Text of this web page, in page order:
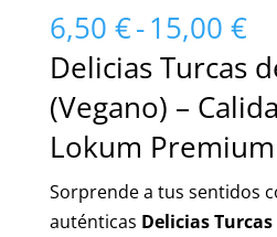
6,50 €-15,00 €
Delicias Turcas
(Vegano) –
Lokum Premium
Sorprende a tus sentidos
auténticas Delicias Turcas